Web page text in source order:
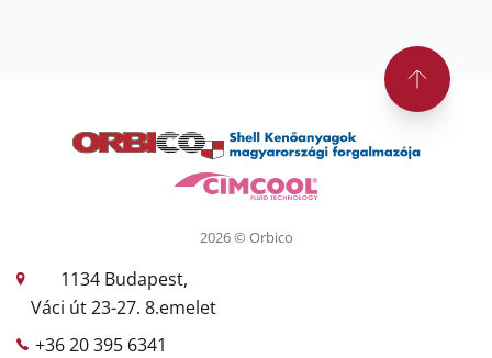
2026 © Orbico
1134 Budapest,
Váci út 23-27. 8.emelet
+36 20 395 6341